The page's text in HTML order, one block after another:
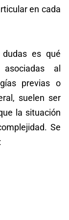
en cada
es qué
al
previas o
suelen ser
la situación
Se